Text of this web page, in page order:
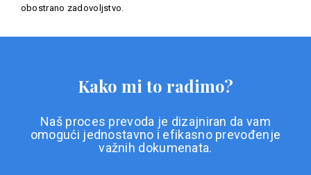
obostrano zadovoljstvo.
Kako mi to radimo?
Naš proces prevoda je dizajniran da vam
omogući jednostavno i efikasno prevođenje
važnih dokumenata.